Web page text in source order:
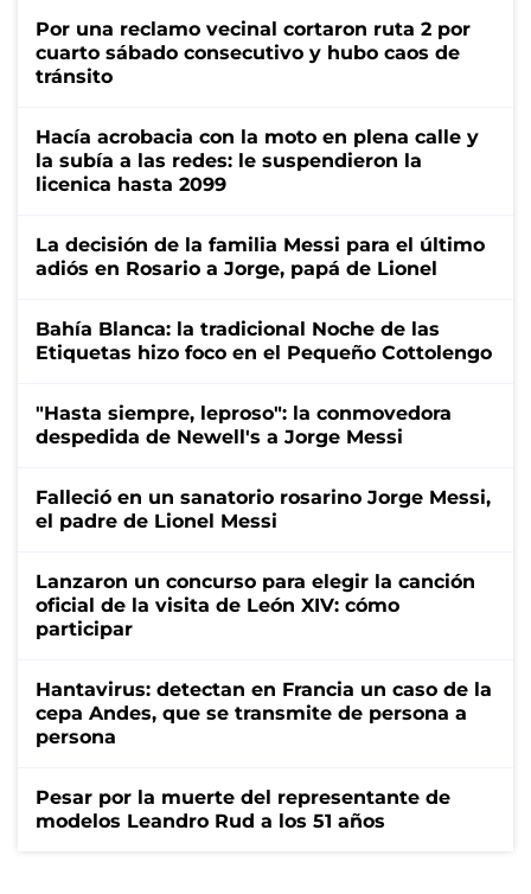
Por una reclamo vecinal cortaron ruta 2 por
cuarto sábado consecutivo y hubo caos de
tránsito
Hacía acrobacia con la moto en plena calle y
la subía a las redes: le suspendieron la
licenica hasta 2099
La decisión de la familia Messi para el último
adiós en Rosario a Jorge, papá de Lionel
Bahía Blanca: la tradicional Noche de las
Etiquetas hizo foco en el Pequeño Cottolengo
"Hasta siempre, leproso": la conmovedora
despedida de Newell's a Jorge Messi
Falleció en un sanatorio rosarino Jorge Messi,
el padre de Lionel Messi
Lanzaron un concurso para elegir la canción
oficial de la visita de León XIV: cómo
participar
Hantavirus: detectan en Francia un caso de la
cepa Andes, que se transmite de persona a
persona
Pesar por la muerte del representante de
modelos Leandro Rud a los 51 años